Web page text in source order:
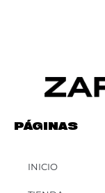
PÁGINAS
INICIO